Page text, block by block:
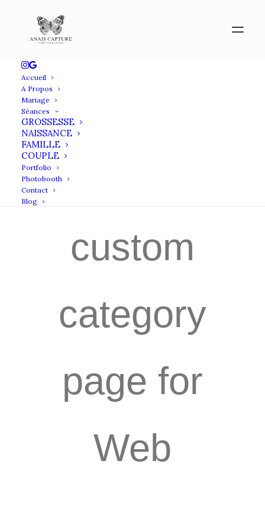
Accueil
A Propos
Mariage
Séances
GROSSESSE
NAISSANCE
FAMILLE
COUPLE
Portfolio
Photobooth
Contact
Blog
This is a
custom
category
page for
Web